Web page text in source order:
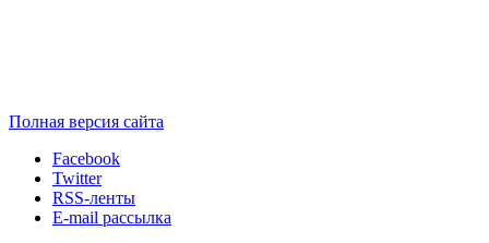
Полная версия сайта
Facebook
Twitter
RSS-ленты
E-mail рассылка